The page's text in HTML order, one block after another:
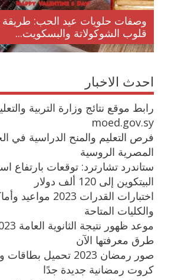
وصفات حلويات عيد الحب: طريقة
قلوب الشوكولاتة والبسكويت...
احدث الاخبار
رابط موقع نتائج وزارة التربية
moed.gov.sy
فرص التعليم والمنح الدراسية في
المصرية الروسية
ستاندرد تشارترد: توقعات بارتفاع
البيتكوين إلى 120 ألف دولار
اختبارات القدرات
والكليات المتاحة
طرق معرفتها الآن
صور رمضان 2023 تحميل
كروت رمضانية جديدة جدًا